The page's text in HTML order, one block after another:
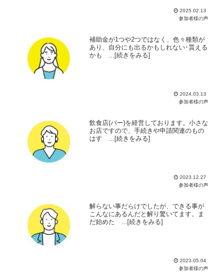
2025.02.13
参加者様の声
補助金が1つや2つではなく、色々種類が
あり、自分にも出るかもしれない･貰える
かも ...[続きをみる]
2024.03.13
参加者様の声
飲食店(バー)を経営しております。小さな
お店ですので、手続きや申請関連のもの
はす ...[続きをみる]
2023.12.27
参加者様の声
解らない事だらけでしたが、できる事が
こんなにあるんだと解り驚いてます。ま
だ始めた ...[続きをみる]
2023.05.04
参加者様の声